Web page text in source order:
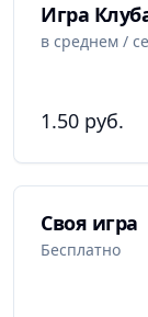
Клуб
Игра
в среднем /
1.50 руб.
Своя игра
Бесплатно